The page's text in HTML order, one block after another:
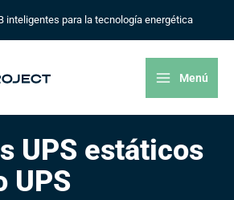
inteligentes para la tecnología energética
Menú
UPS estáticos
UPS